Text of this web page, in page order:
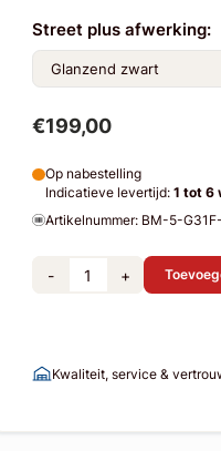
Street plus afwerking:
€199,00
Op nabestelling
Indicatieve levertijd: 1 tot 6
Artikelnummer: BM-5-
- +
Kwaliteit, service &